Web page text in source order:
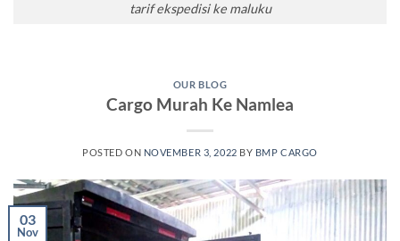
tarif ekspedisi ke maluku
OUR BLOG
Cargo Murah Ke Namlea
POSTED ON NOVEMBER 3, 2022 BY BMP CARGO
03
Nov